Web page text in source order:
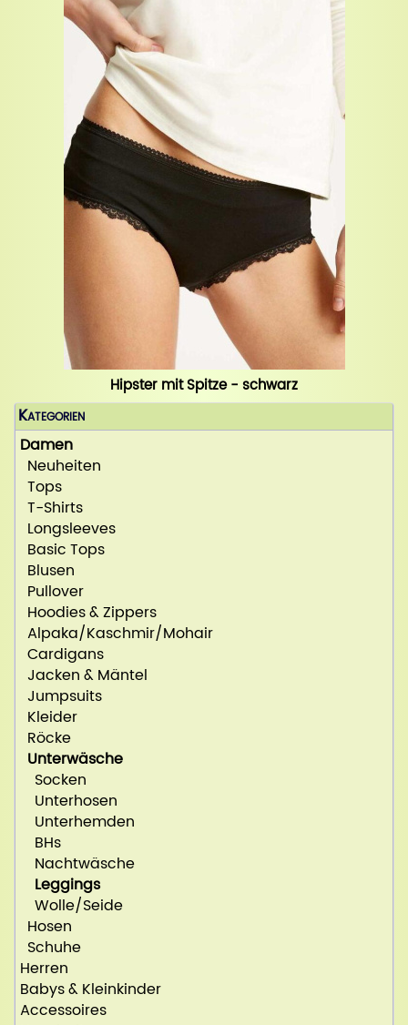
Hipster mit Spitze - schwarz
Kategorien
Damen
Neuheiten
Tops
T-Shirts
Longsleeves
Basic Tops
Blusen
Pullover
Hoodies & Zippers
Alpaka/Kaschmir/Mohair
Cardigans
Jacken & Mäntel
Jumpsuits
Kleider
Röcke
Unterwäsche
Socken
Unterhosen
Unterhemden
BHs
Nachtwäsche
Leggings
Wolle/Seide
Hosen
Schuhe
Herren
Babys & Kleinkinder
Accessoires